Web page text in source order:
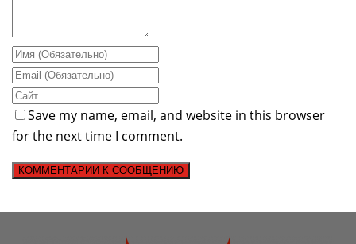
Save my name, email, and website in this browser
for the next time I comment.